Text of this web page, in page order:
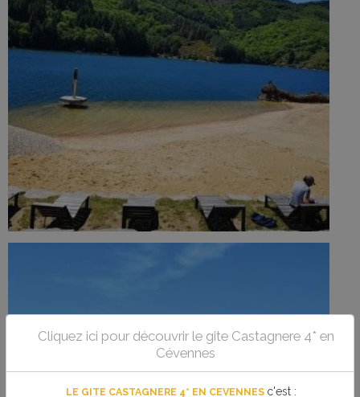
Cliquez ici pour découvrir le gite Castagnere 4* en
Cévennes
LE GITE CASTAGNERE 4* EN CEVENNES c'est :